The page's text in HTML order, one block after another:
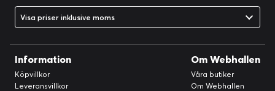
Visa priser inklusive moms
Information
Köpvillkor
Leveransvillkor
Om Webhallen
Våra butiker
Om Webhallen